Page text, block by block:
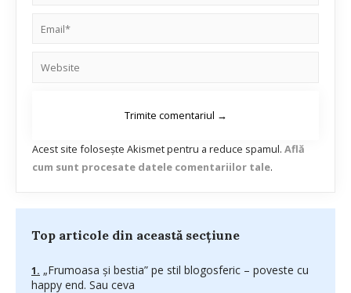
Acest site folosește Akismet pentru a reduce spamul. Află
cum sunt procesate datele comentariilor tale.
Top articole din această secțiune
„Frumoasa şi bestia” pe stil blogosferic – poveste cu
happy end. Sau ceva